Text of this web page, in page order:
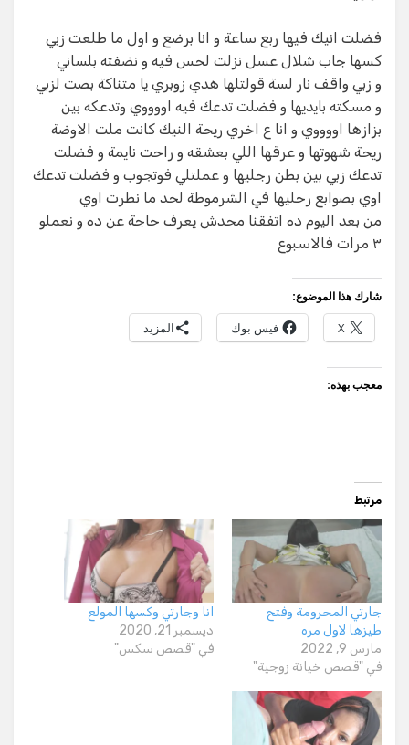
فضلت انيك فيها ربع ساعة و انا برضع و اول ما طلعت زبي
كسها جاب شلال عسل نزلت لحس فيه و نضفته بلساني
و زبي واقف نار لسة قولتلها هدي زوبري يا متناكة بصت لزبي
و مسكته بايديها و فضلت تدعك فيه اووووي وتدعكه بين
بزازها اووووي و انا ع اخري ريحة النيك كانت ملت الاوضة
ريحة شهوتها و عرقها اللي بعشقه و راحت نايمة و فضلت
تدعك زبي بين بطن رجليها و عملتلي فوتجوب و فضلت تدعك
اوي بصوابع رحليها في الشرموطة لحد ما نطرت اوي
من بعد اليوم ده اتفقنا محدش يعرف حاجة عن ده و نعملو
٣ مرات فالاسبوع
شارك هذا الموضوع:
X فيس بوك المزيد
معجب بهذه:
مرتبط
جارتي المحرومة وفتح
طيزها لاول مره
مارس 9, 2022
في "قصص خيانة زوجية"
انا وجارتي وكسها المولع
ديسمبر 21, 2020
في "قصص سكس"